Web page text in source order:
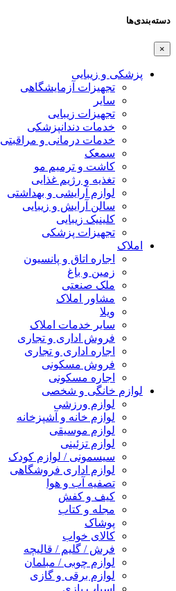
دسته‌بندی‌ها
×
پزشکی و زیبایی
تجهیزات آزمایشگاهی
سایر
تجهیزات زیبایی
خدمات دندانپزشکی
خدمات درمانی و مراقبتی
سمعک
کاشت و ترمیم مو
تغذیه و رژیم غذایی
لوازم آرایشی و بهداشتی
سالن آرایش و زیبایی
کلینیک زیبایی
تجهیزات پزشکی
املاک
اجاره اتاق و پانسیون
زمین و باغ
ملک صنعتی
مشاور املاک
ویلا
سایر خدمات املاک
فروش اداری و تجاری
اجاره اداری و تجاری
فروش مسکونی
اجاره مسکونی
لوازم خانگی و شخصی
لوازم ورزشی
لوازم خانه و آشپزخانه
لوازم موسیقی
لوازم تزئینی
سیسمونی / لوازم کودک
لوازم اداری فروشگاهی
تصفیه آب و هوا
کیف و کفش
مجله و کتاب
پوشاک
کالای خواب
فرش / گلیم / قالیچه
لوازم چوبی / مبلمان
لوازم برقی و گازی